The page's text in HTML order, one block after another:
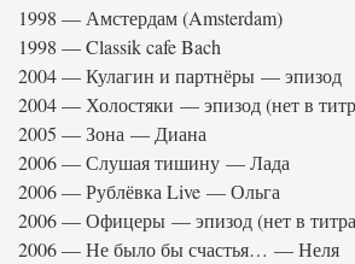
1998 — Амстердам (Amsterdam)
1998 — Classik cafe Bach
2004 — Кулагин и партнёры — эпизод
2004 — Холостяки — эпизод (нет в
2005 — Зона — Диана
2006 — Слушая тишину — Лада
2006 — Рублёвка Live — Ольга
2006 — Офицеры — эпизод (нет в
2006 — Не было бы счастья… — Неля